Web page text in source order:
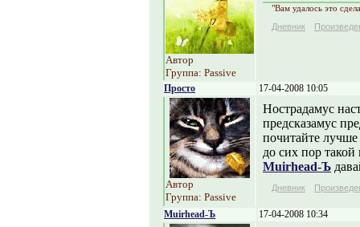
Автор
Группа: Passive
"Вам удалось это
Дневник
Просто 17-04-2008 10:05
Автор
Группа: Passive
Нострадамус
предсказамус
почитайте лучше
до сих пор такой
Muirhead-Ъ
Дневник
Muirhead-Ъ 17-04-2008 10:34